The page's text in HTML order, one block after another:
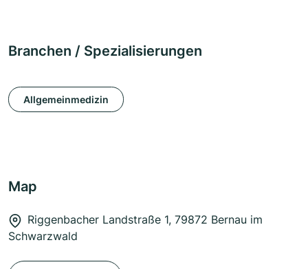
Branchen / Spezialisierungen
Allgemeinmedizin
Map
Riggenbacher Landstraße 1, 79872 Bernau im
Schwarzwald